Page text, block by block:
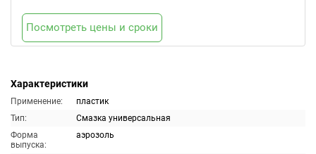
Характеристики
Применение:
пластик
Тип:
Смазка универсальная
Форма
выпуска:
аэрозоль
Посмотреть цены и сроки